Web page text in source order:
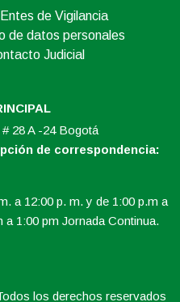
Entes de Vigilancia
de datos personales
Judicial
28 A -24 Bogotá
de correspondencia:
a 12:00 p. m. y de 1:00 p.m a
a 1:00 pm Jornada Continua.
los derechos reservados